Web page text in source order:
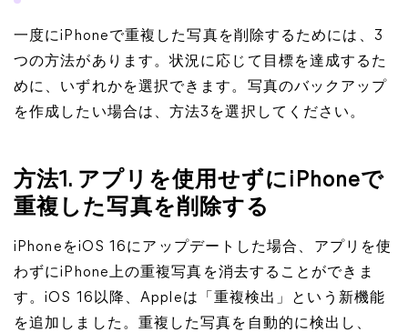
一度にiPhoneで重複した写真を削除するためには、3
つの方法があります。状況に応じて目標を達成するた
めに、いずれかを選択できます。写真のバックアップ
を作成したい場合は、方法3を選択してください。
方法1. アプリを使用せずにiPhoneで
重複した写真を削除する
iPhoneをiOS 16にアップデートした場合、アプリを使
わずにiPhone上の重複写真を消去することができま
す。iOS 16以降、Appleは「重複検出」という新機能
を追加しました。重複した写真を自動的に検出し、